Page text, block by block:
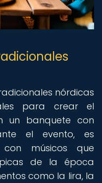
nórdicas
para crear el
un banquete con
el evento, es
músicos que
de la época
como la lira, la